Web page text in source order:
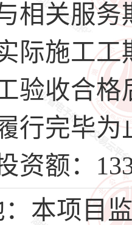
相关服务
际施工
验收合
行完毕为
资额：
本项目